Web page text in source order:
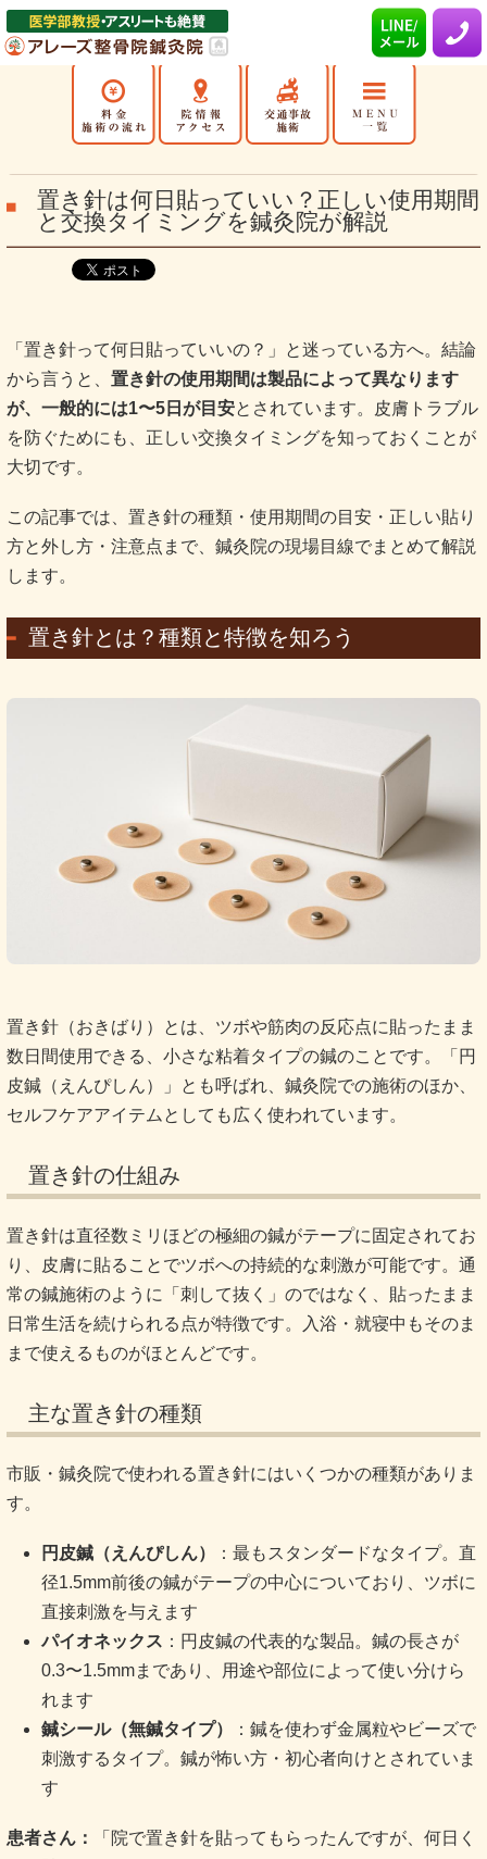
置き針は何日貼っていい？正しい使用期間
と交換タイミングを鍼灸院が解説
「置き針って何日貼っていいの？」と迷っている方へ。結論
から言うと、 置き針の使用期間は製品によって異なります
が、一般的には1〜5日が目安とされています。皮膚トラブル
を防ぐためにも、正しい交換タイミングを知っておくことが
大切です。
この記事では、置き針の種類・使用期間の目安・正しい貼り
方と外し方・注意点まで、鍼灸院の現場目線でまとめて解説
します。
置き針とは？種類と特徴を知ろう
置き針（おきばり）とは、ツボや筋肉の反応点に貼ったまま
数日間使用できる、小さな粘着タイプの鍼のことです。「円
皮鍼（えんぴしん）」とも呼ばれ、鍼灸院での施術のほか、
セルフケアアイテムとしても広く使われています。
置き針の仕組み
置き針は直径数ミリほどの極細の鍼がテープに固定されてお
り、皮膚に貼ることでツボへの持続的な刺激が可能です。通
常の鍼施術のように「刺して抜く」のではなく、貼ったまま
日常生活を続けられる点が特徴です。入浴・就寝中もそのま
まで使えるものがほとんどです。
主な置き針の種類
市販・鍼灸院で使われる置き針にはいくつかの種類がありま
す。
円皮鍼（えんぴしん）
：最もスタンダードなタイプ。直
径1.5mm前後の鍼がテープの中心についており、ツボに
直接刺激を与えます
パイオネックス ：円皮鍼の代表的な製品。鍼の長さが
0.3〜1.5mmまであり、用途や部位によって使い分けら
れます
鍼シール（無鍼タイプ）
：鍼を使わず金属粒やビーズで
刺激するタイプ。鍼が怖い方・初心者向けとされていま
す
患者さん：
「院で置き針を貼ってもらったんですが、何日く